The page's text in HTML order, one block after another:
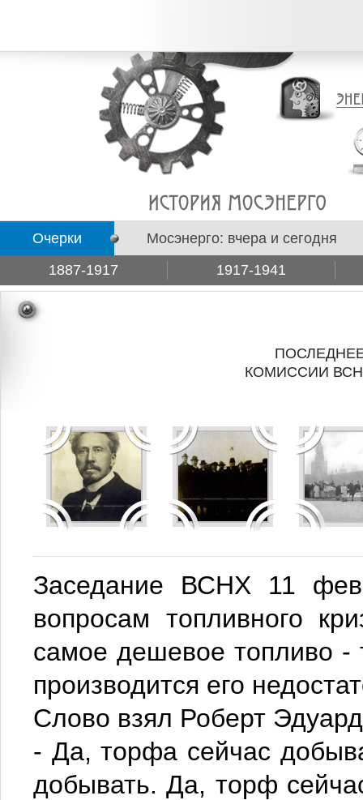
Очерки
1887-1917
1917-1941
Мосэнерго: вчера и сегодня
Подборки
КОМИССИИ
Заседание ВСНХ 11
вопросам топливного
самое дешевое топливо -
производится его
Слово взял Роберт
- Да, торфа сейчас
добывать. Да, торф